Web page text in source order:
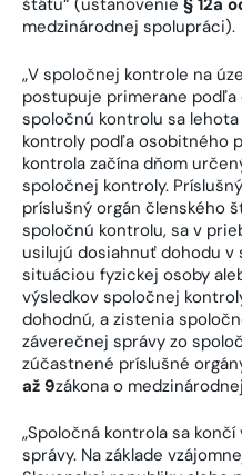
štátu“ (ustanovenie § 12a
medzinárodnej spolupráci).
„V spoločnej kontrole na
postupuje primerane
spoločnú kontrolu sa
kontroly podľa osobitného
kontrola začína dňom
spoločnej kontroly.
príslušný orgán členského
spoločnú kontrolu, sa v
usilujú dosiahnuť dohodu v
situáciou fyzickej osoby
výsledkov spoločnej
dohodnú, a zistenia
záverečnej správy zo
zúčastnené príslušné
až 9zákona o
„Spoločná kontrola sa
správy. Na základe